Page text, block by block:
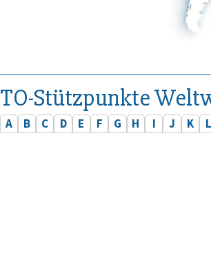
TO-Stützpunkte
A B C D E F G H I J K L